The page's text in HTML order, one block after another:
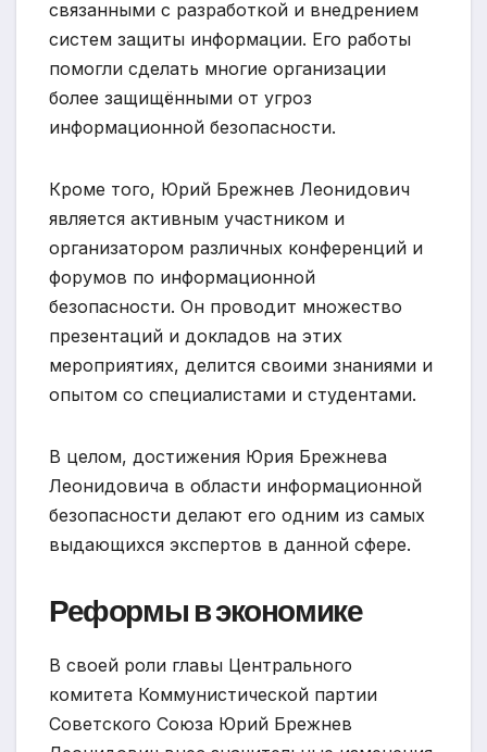
связанными с разработкой и внедрением
систем защиты информации. Его работы
помогли сделать многие организации
более защищёнными от угроз
информационной безопасности.
Кроме того, Юрий Брежнев Леонидович
является активным участником и
организатором различных конференций и
форумов по информационной
безопасности. Он проводит множество
презентаций и докладов на этих
мероприятиях, делится своими знаниями и
опытом со специалистами и студентами.
В целом, достижения Юрия Брежнева
Леонидовича в области информационной
безопасности делают его одним из самых
выдающихся экспертов в данной сфере.
Реформы в экономике
В своей роли главы Центрального
комитета Коммунистической партии
Советского Союза Юрий Брежнев